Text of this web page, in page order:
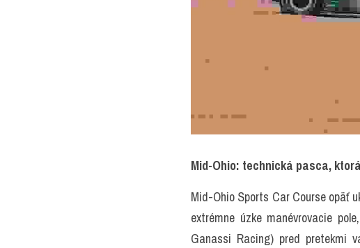
Mid-Ohio: technická pasca,
Mid-Ohio Sports Car Course opäť
extrémne úzke manévrovacie
Ganassi Racing) pred pretekmi